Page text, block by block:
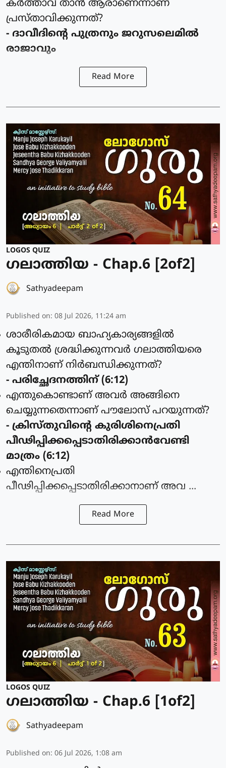
കര്‍ത്താവ് താന്‍ ആരാണെന്നാണ്
പ്രസ്താവിക്കുന്നത്?
- ദാവീദിന്റെ പുത്രനും ജറുസലെമില്‍
രാജാവും
Read More
LOGOS QUIZ
ഗലാത്തിയ - Chap.6 [2of2]
Sathyadeepam
Published on: 08 Jul 2026, 11:24 am
ശാരീരികമായ ബാഹ്യകാര്യങ്ങളില്‍
കൂടുതല്‍ ശ്രദ്ധിക്കുന്നവര്‍ ഗലാത്തിയരെ
എന്തിനാണ് നിർബന്ധിക്കുന്നത്?
- പരിച്ഛേദനത്തിന് (6:12)
എന്തുകൊണ്ടാണ് അവര്‍ അങ്ങിനെ
ചെയ്യുന്നതെന്നാണ് പൗലോസ് പറയുന്നത്?
- ക്രിസ്തുവിന്റെ കുരിശിനെപ്രതി
പീഢിപ്പിക്കപ്പെടാതിരിക്കാന്‍വേണ്ടി
മാത്രം (6:12)
എന്തിനെപ്രതി
പീഢിപ്പിക്കപ്പെടാതിരിക്കാനാണ് അവ ...
Read More
LOGOS QUIZ
ഗലാത്തിയ - Chap.6 [1of2]
Sathyadeepam
Published on: 06 Jul 2026, 1:08 am